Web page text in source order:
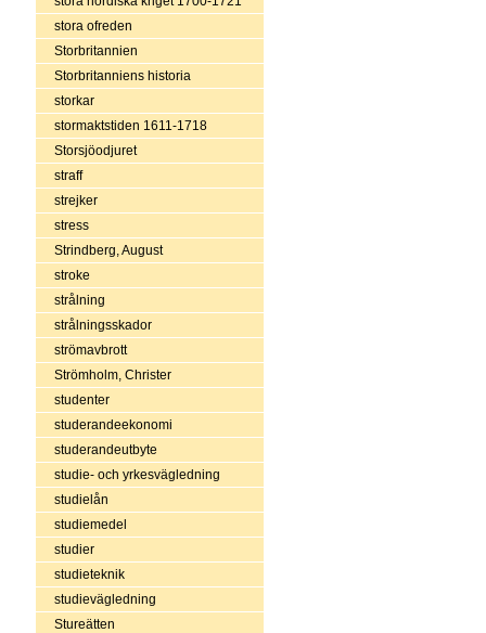
stora ofreden
Storbritannien
Storbritanniens historia
storkar
stormaktstiden 1611-1718
Storsjöodjuret
straff
strejker
stress
Strindberg, August
stroke
strålning
strålningsskador
strömavbrott
Strömholm, Christer
studenter
studerandeekonomi
studerandeutbyte
studie- och yrkesvägledning
studielån
studiemedel
studier
studieteknik
studievägledning
Stureätten